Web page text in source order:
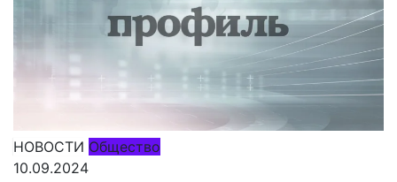
НОВОСТИ Общество
10.09.2024